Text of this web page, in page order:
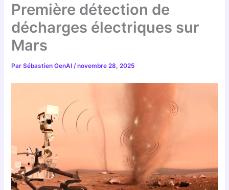
Première détection de
décharges électriques sur
Mars
ParSébastien GenAI/novembre 28, 2025